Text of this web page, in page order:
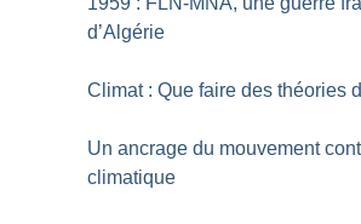
d’Algérie
Climat : Que faire des théories
Un ancrage du mouvement
climatique